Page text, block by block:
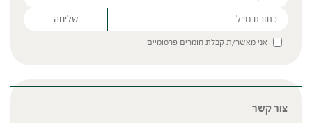
Please leave this field empty.
אני מאשר/ת קבלת חומרים פרסומיים
צור קשר